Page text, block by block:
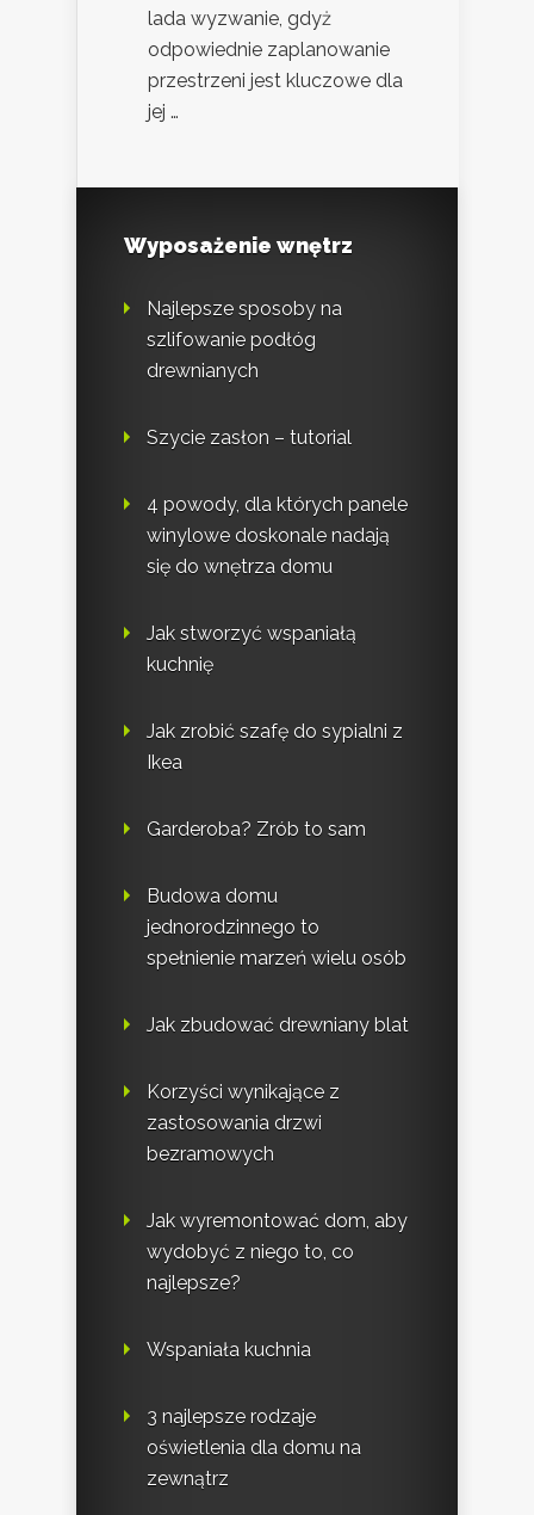
lada wyzwanie, gdyż
odpowiednie zaplanowanie
przestrzeni jest kluczowe dla
jej …
Wyposażenie wnętrz
Najlepsze sposoby na
szlifowanie podłóg
drewnianych
Szycie zasłon – tutorial
4 powody, dla których panele
winylowe doskonale nadają
się do wnętrza domu
Jak stworzyć wspaniałą
kuchnię
Jak zrobić szafę do sypialni z
Ikea
Garderoba? Zrób to sam
Budowa domu
jednorodzinnego to
spełnienie marzeń wielu osób
Jak zbudować drewniany blat
Korzyści wynikające z
zastosowania drzwi
bezramowych
Jak wyremontować dom, aby
wydobyć z niego to, co
najlepsze?
Wspaniała kuchnia
3 najlepsze rodzaje
oświetlenia dla domu na
zewnątrz